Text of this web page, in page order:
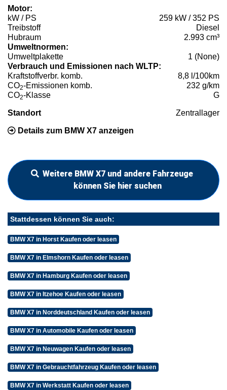
Motor:
kW / PS
259 kW / 352 PS
Treibstoff
Diesel
Hubraum
2.993 cm³
Umweltnormen:
Umweltplakette
1 (None)
Verbrauch und Emissionen nach WLTP:
Kraftstoffverbr. komb.
8,8 l/100km
CO2-Emissionen komb.
232 g/km
CO2-Klasse G
Standort Zentrallager
Details zum BMW X7 anzeigen
Weitere BMW X7 und andere Fahrzeuge
können Sie hier suchen
Stattdessen können Sie auch:
BMW X7 in Horst Kaufen oder leasen
BMW X7 in Elmshorn Kaufen oder leasen
BMW X7 in Hamburg Kaufen oder leasen
BMW X7 in Itzehoe Kaufen oder leasen
BMW X7 in Norddeutschland Kaufen oder leasen
BMW X7 in Automobile Kaufen oder leasen
BMW X7 in Neuwagen Kaufen oder leasen
BMW X7 in Gebrauchtfahrzeug Kaufen oder leasen
BMW X7 in Werkstatt Kaufen oder leasen